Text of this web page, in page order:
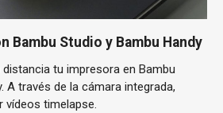
Bambu Studio y Bambu Handy
tu impresora en Bambu
A través de la cámara integrada,
vídeos timelapse.